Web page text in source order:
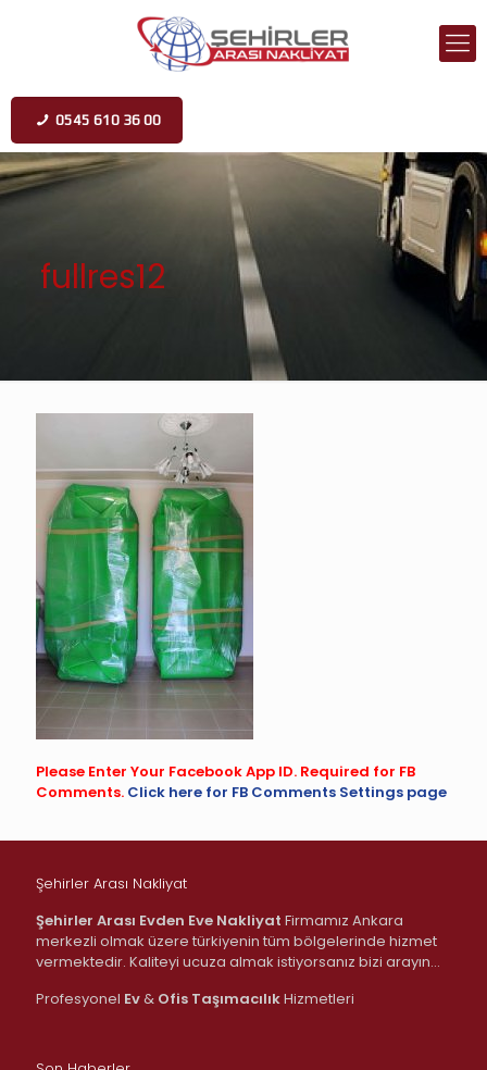
0545 610 36 00
fullres12
Please Enter Your Facebook App ID. Required for FB
Comments. Click here for FB Comments Settings page
Şehirler Arası Nakliyat
Şehirler Arası Evden Eve Nakliyat Firmamız Ankara
merkezli olmak üzere türkiyenin tüm bölgelerinde hizmet
vermektedir. Kaliteyi ucuza almak istiyorsanız bizi arayın…
Profesyonel Ev& Ofis TaşımacılıkHizmetleri